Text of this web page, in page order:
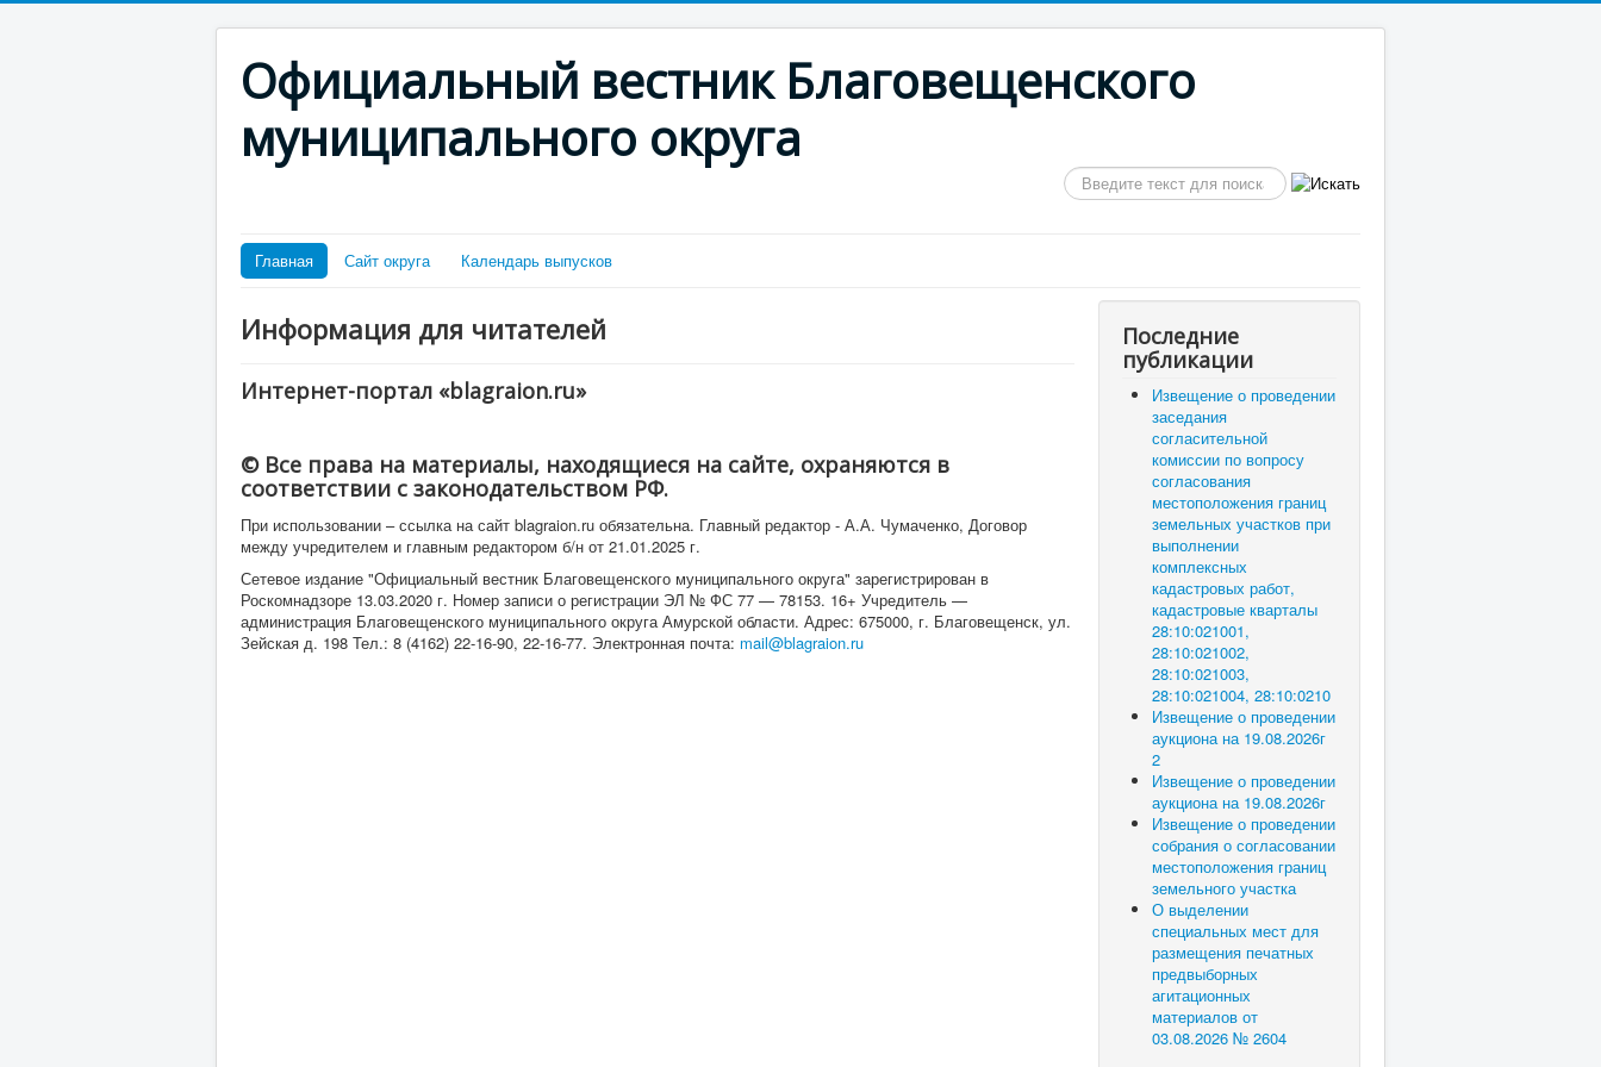
Официальный вестник Благовещенского
муниципального округа
Искать...
Главная Сайт округа Календарь выпусков
Информация для читателей
Интернет-портал «blagraion.ru»
© Все права на материалы, находящиеся на сайте, охраняются в
соответствии с законодательством РФ.
При использовании – ссылка на сайт blagraion.ru обязательна. Главный редактор - А.А. Чумаченко, Договор
между учредителем и главным редактором б/н от 21.01.2025 г.
Сетевое издание "Официальный вестник Благовещенского муниципального округа" зарегистрирован в
Роскомнадзоре 13.03.2020 г. Номер записи о регистрации ЭЛ № ФС 77 — 78153. 16+ Учредитель —
администрация Благовещенского муниципального округа Амурской области. Адрес: 675000, г. Благовещенск, ул.
Зейская д. 198 Тел.: 8 (4162) 22-16-90, 22-16-77. Электронная почта: mail@blagraion.ru
Последние
публикации
Извещение о проведении
заседания
согласительной
комиссии по вопросу
согласования
местоположения границ
земельных участков при
выполнении
комплексных
кадастровых работ,
кадастровые кварталы
28:10:021001,
28:10:021002,
28:10:021003,
28:10:021004, 28:10:0210
Извещение о проведении
аукциона на 19.08.2026г
2
Извещение о проведении
аукциона на 19.08.2026г
Извещение о проведении
собрания о согласовании
местоположения границ
земельного участка
О выделении
специальных мест для
размещения печатных
предвыборных
агитационных
материалов от
03.08.2026 № 2604